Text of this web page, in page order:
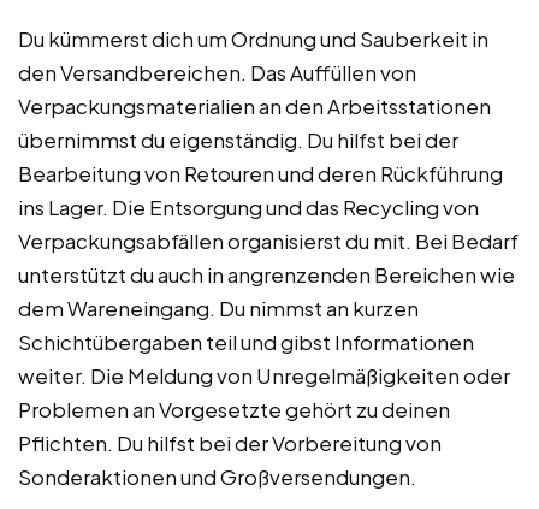
Du kümmerst dich um Ordnung und Sauberkeit in
den Versandbereichen. Das Auffüllen von
Verpackungsmaterialien an den Arbeitsstationen
übernimmst du eigenständig. Du hilfst bei der
Bearbeitung von Retouren und deren Rückführung
ins Lager. Die Entsorgung und das Recycling von
Verpackungsabfällen organisierst du mit. Bei Bedarf
unterstützt du auch in angrenzenden Bereichen wie
dem Wareneingang. Du nimmst an kurzen
Schichtübergaben teil und gibst Informationen
weiter. Die Meldung von Unregelmäßigkeiten oder
Problemen an Vorgesetzte gehört zu deinen
Pflichten. Du hilfst bei der Vorbereitung von
Sonderaktionen und Großversendungen.